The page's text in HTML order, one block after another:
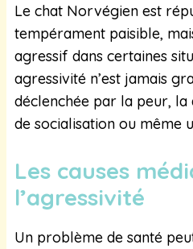
Le chat Norvégien est
tempérament paisible,
agressif dans certaines
agressivité n’est jamais
déclenchée par la peur,
de socialisation ou même
Les causes
l’agressivité
Un problème de santé